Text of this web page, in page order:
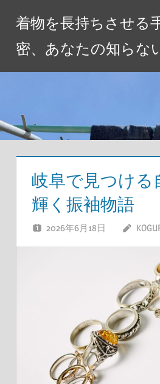
キ
着物を長持ちさせる
密、あなたの知らな
岐阜で見つける
輝く振袖物語
2026年6月18日